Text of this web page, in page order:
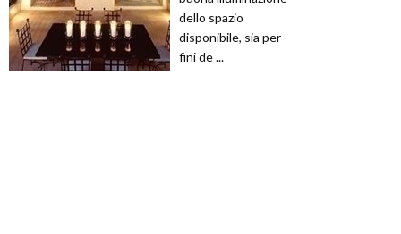
dello spazio
disponibile, sia per
fini de ...